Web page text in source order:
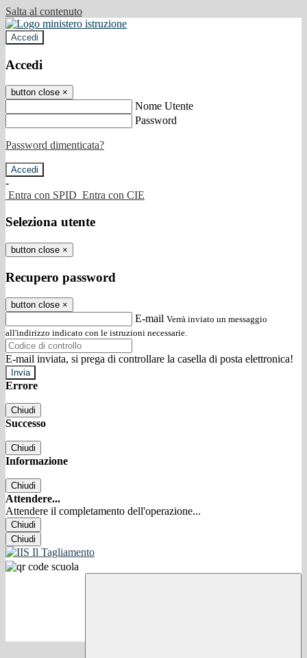
Salta al contenuto
Accedi
Accedi
button close ×
Nome Utente
Password
Password dimenticata?
-
Entra con SPID Entra con CIE
Seleziona utente
button close ×
Recupero password
button close ×
E-mail Verrà inviato un messaggio
all'indirizzo indicato con le istruzioni necessarie.
E-mail inviata, si prega di controllare la casella di posta elettronica!
Errore
Chiudi
Successo
Chiudi
Informazione
Chiudi
Attendere...
Attendere il completamento dell'operazione...
Chiudi
Chiudi